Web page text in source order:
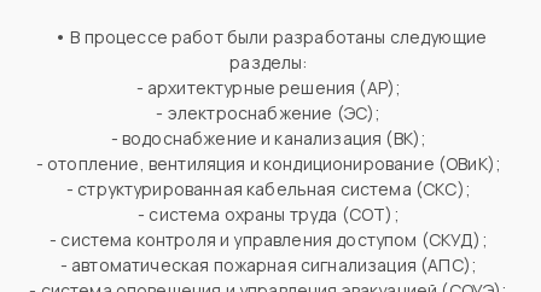
• В процессе работ были разработаны следующие
разделы:
- архитектурные решения (АР);
- электроснабжение (ЭС);
- водоснабжение и канализация (ВК);
- отопление, вентиляция и кондиционирование (ОВиК);
- структурированная кабельная система (СКС);
- система охраны труда (СОТ);
- система контроля и управления доступом (СКУД);
- автоматическая пожарная сигнализация (АПС);